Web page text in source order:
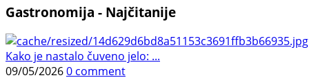
Gastronomija - Najčitanije
Kako je nastalo čuveno jelo: ...
09/05/20260 comment